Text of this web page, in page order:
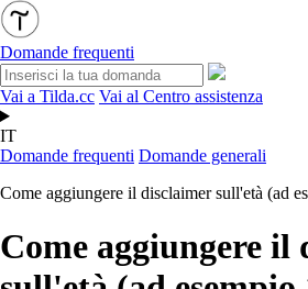
Domande frequenti
Vai a Tilda.cc Vai al Centro assistenza
IT
Domande frequenti Domande generali
Come aggiungere il disclaimer sull'età (ad
Come aggiungere il